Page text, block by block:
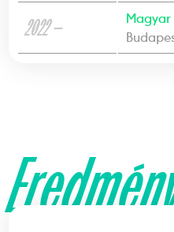
2022 —
Magyar